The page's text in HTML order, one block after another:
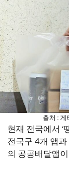
출처 :
현재 전국에서 ‘
전국구 4개 앱
의 공공배달앱